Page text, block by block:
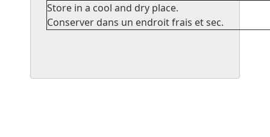
Store in a cool and dry place.
Conserver dans un endroit frais et sec.